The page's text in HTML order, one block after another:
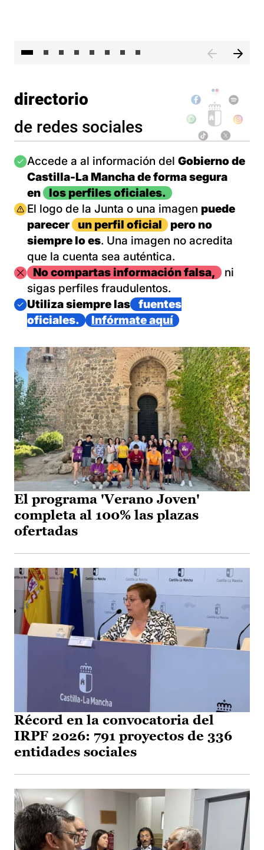
directorio
de redes sociales
Imagen
Accede a al información del Gobierno de
Castilla-La Mancha de forma segura
en
los perfiles oficiales.
Imagen
El logo de la Junta o una imagen puede
parecer
un perfil oficial
pero no
siempre lo es. Una imagen no acredita
que la cuenta sea auténtica.
ImagenNo compartas información falsa,
ni
sigas perfiles fraudulentos.
Imagen
Utiliza siempre las
fuentes
oficiales.
Infórmate aquí
El programa 'Verano Joven'
completa al 100% las plazas
ofertadas
Récord en la convocatoria del
IRPF 2026: 791 proyectos de 336
entidades sociales